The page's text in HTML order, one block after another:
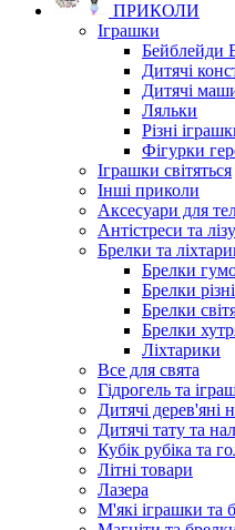
ПРИКОЛИ
Іграшки
Бейблейди
Дитячі
Дитячі
Ляльки
Різні
Фігурки
Іграшки світяться
Інші приколи
Аксесуари для
Антістреси та
Брелки та
Брелки
Брелки різні
Брелки
Брелки
Ліхтарики
Все для свята
Гідрогель та
Дитячі дерев'яні
Дитячі тату та
Кубік рубіка та
Літні товари
Лазера
М'які іграшки та